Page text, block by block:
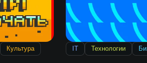
Культура IT Технологии